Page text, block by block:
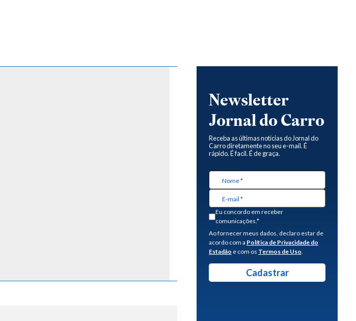
Newsletter
Jornal do Carro
Receba as últimas notícias do Jornal do
Carro diretamente no seu e-mail. É
rápido. É facil. É de graça.
Eu concordo em receber
comunicações.*
Ao fornecer meus dados, declaro estar de
acordo com a Política de Privacidade do
Estadão e com os Termos de Uso.